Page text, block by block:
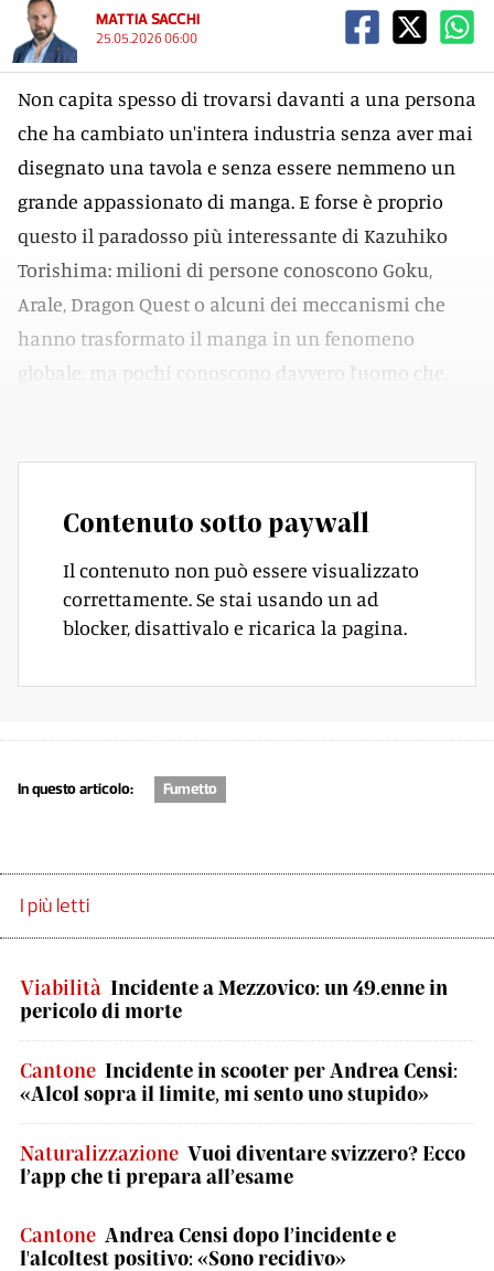
MATTIA SACCHI
25.05.2026 06:00
Non capita spesso di trovarsi davanti a una persona
che ha cambiato un'intera industria senza aver mai
disegnato una tavola e senza essere nemmeno un
grande appassionato di manga. E forse è proprio
questo il paradosso più interessante di Kazuhiko
Torishima: milioni di persone conoscono Goku,
Arale, Dragon Quest o alcuni dei meccanismi che
hanno trasformato il manga in un fenomeno
globale, ma pochi conoscono davvero l’uomo che,
Contenuto sotto paywall
Il contenuto non può essere visualizzato
correttamente. Se stai usando un ad
blocker, disattivalo e ricarica la pagina.
In questo articolo: Fumetto
I più letti
Viabilità Incidente a Mezzovico: un 49.enne in
pericolo di morte
Cantone Incidente in scooter per Andrea Censi:
«Alcol sopra il limite, mi sento uno stupido»
Naturalizzazione Vuoi diventare svizzero? Ecco
l’app che ti prepara all’esame
Cantone Andrea Censi dopo l’incidente e
l'alcoltest positivo: «Sono recidivo»